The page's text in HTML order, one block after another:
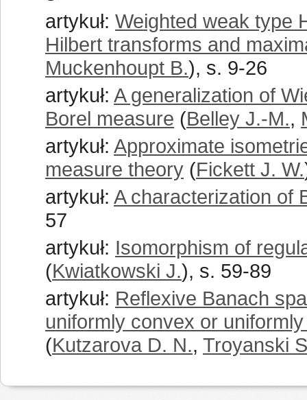
artykuł: Weighted weak type
Hilbert transforms and
Muckenhoupt B.), s. 9-26
artykuł: A generalization of
Borel measure (Belley J.-M.,
artykuł: Approximate
measure theory (Fickett J. W.
artykuł: A characterization of
57
artykuł: Isomorphism of
(Kwiatkowski J.), s. 59-89
artykuł: Reflexive Banach
uniformly convex or
(Kutzarova D. N., Troyanski